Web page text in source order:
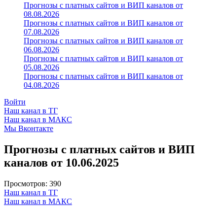
Прогнозы с платных сайтов и ВИП каналов от
08.08.2026
Прогнозы с платных сайтов и ВИП каналов от
07.08.2026
Прогнозы с платных сайтов и ВИП каналов от
06.08.2026
Прогнозы с платных сайтов и ВИП каналов от
05.08.2026
Прогнозы с платных сайтов и ВИП каналов от
04.08.2026
Войти
Наш канал в ТГ
Наш канал в МАКС
Мы Вконтакте
Прогнозы с платных сайтов и ВИП
каналов от 10.06.2025
Просмотров: 390
Наш канал в ТГ
Наш канал в МАКС